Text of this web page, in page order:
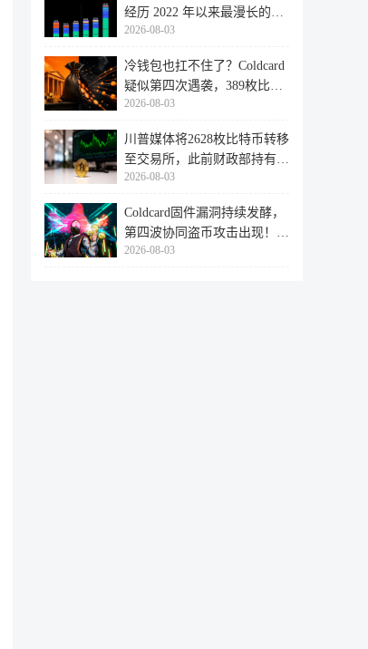
经历 2022 年以来最漫长的退
潮
2026-08-03
冷钱包也扛不住了？Coldcard
疑似第四次遇袭，389枚比特
币失
2026-08-03
川普媒体将2628枚比特币转移
至交易所，此前财政部持有的
比特
2026-08-03
Coldcard固件漏洞持续发酵，
第四波协同盗币攻击出现！
462个
2026-08-03